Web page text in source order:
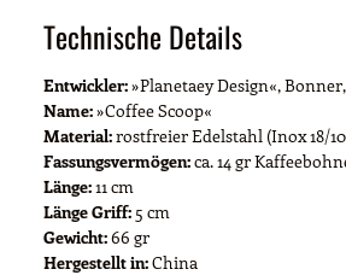
Technische Details
Entwickler:»Planetaey Design«,
Name:»Coffee Scoop«
Material:rostfreier Edelstahl (Inox 18/
Fassungsvermögen:ca. 14 gr
Länge:11 cm
Länge Griff: 5 cm
Gewicht:66 gr
Hergestellt in:China